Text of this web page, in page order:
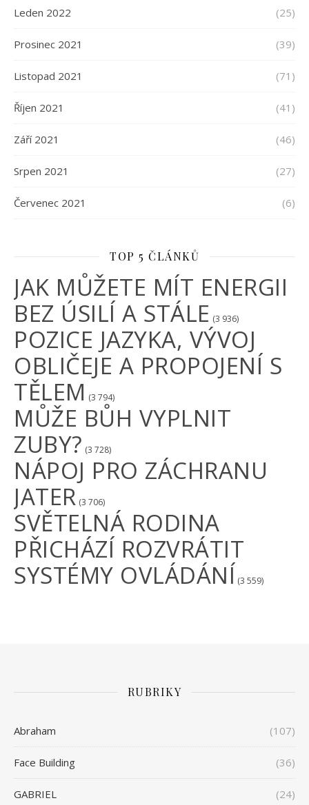
Leden 2022 (25)
Prosinec 2021 (39)
Listopad 2021 (71)
Říjen 2021 (41)
Září 2021 (46)
Srpen 2021 (27)
Červenec 2021 (6)
TOP 5 ČLÁNKŮ
JAK MŮŽETE MÍT ENERGII
BEZ ÚSILÍ A STÁLE (3 936)
POZICE JAZYKA, VÝVOJ
OBLIČEJE A PROPOJENÍ S
TĚLEM (3 794)
MŮŽE BŮH VYPLNIT
ZUBY? (3 728)
NÁPOJ PRO ZÁCHRANU
JATER (3 706)
SVĚTELNÁ RODINA
PŘICHÁZÍ ROZVRÁTIT
SYSTÉMY OVLÁDÁNÍ (3 559)
RUBRIKY
Abraham (107)
Face Building (36)
GABRIEL (24)